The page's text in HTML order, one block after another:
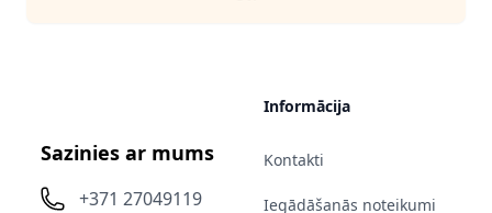
Sazinies ar mums
+371 27049119
Informācija
Kontakti
Iegādāšanās noteikumi